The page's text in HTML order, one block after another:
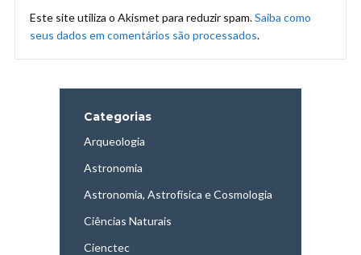
Este site utiliza o Akismet para reduzir spam.Saiba como
seus dados em comentários são processados.
Categorias
Arqueologia
Astronomia
Astronomia, Astrofísica e Cosmologia
Ciências Naturais
Cienctec